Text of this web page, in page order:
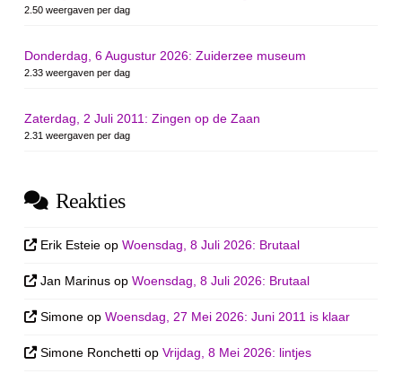
2.50 weergaven per dag
Donderdag, 6 Augustur 2026: Zuiderzee museum
2.33 weergaven per dag
Zaterdag, 2 Juli 2011: Zingen op de Zaan
2.31 weergaven per dag
Reakties
Erik Esteie opWoensdag, 8 Juli 2026: Brutaal
Jan Marinus opWoensdag, 8 Juli 2026: Brutaal
Simone opWoensdag, 27 Mei 2026: Juni 2011 is klaar
Simone Ronchetti opVrijdag, 8 Mei 2026: lintjes